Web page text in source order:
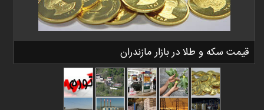
قیمت سکه و طلا در بازار مازندران